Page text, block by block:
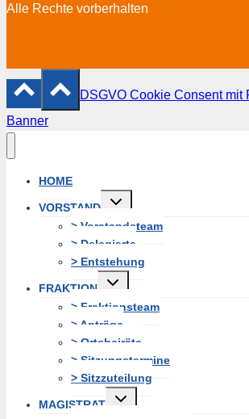
Alle Rechte vorberhalten
DSGVO Cookie Consent mit
Banner
HOME
VORSTAND
Untermenü
erweitern
> Vorstandsteam
> Delegierte
> Entstehung
FRAKTION
Untermenü
erweitern
> Fraktionsteam
> Anträge
> Ortsbeiräte
> Sitzungstermine
> Sitzzuteilung
MAGISTRAT
Untermenü
erweitern